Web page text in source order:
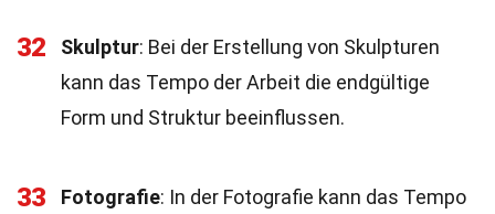
32 Skulptur: Bei der Erstellung von Skulpturen
kann das Tempo der Arbeit die endgültige
Form und Struktur beeinflussen.
33 Fotografie: In der Fotografie kann das Tempo